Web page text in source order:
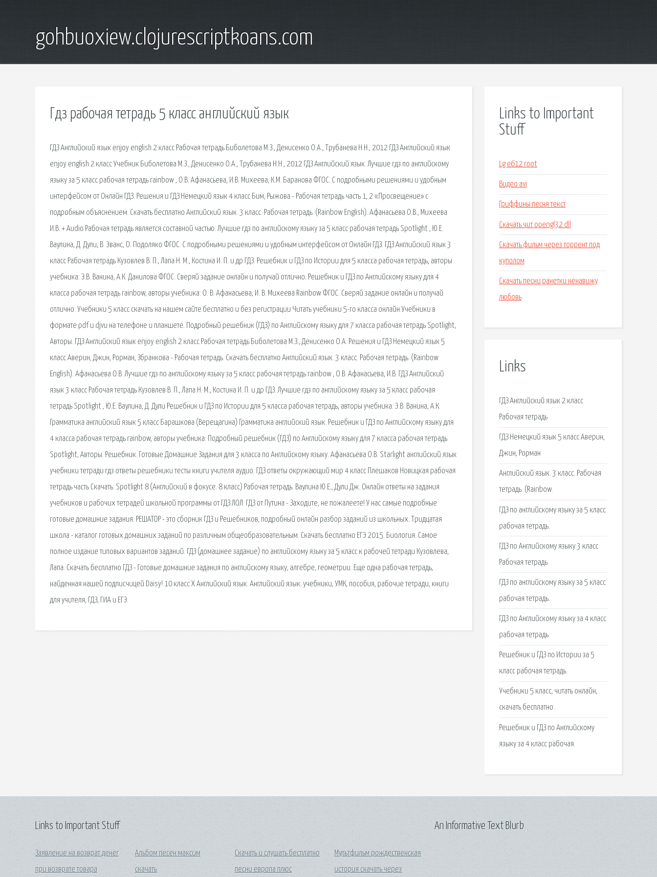
gohbuoxiew.clojurescriptkoans.com
Гдз рабочая тетрадь 5 класс английский язык
ГДЗ Английский язык enjoy english 2 класс Рабочая тетрадь Биболетова М.З., Денисенко О.А., Трубанева Н.Н., 2012 ГДЗ Английский язык
enjoy english 2 класс Учебник Биболетова М.З., Денисенко О.А., Трубанева Н.Н., 2012 ГДЗ Английский язык. Лучшие гдз по английскому
языку за 5 класс рабочая тетрадь rainbow , О.В. Афанасьева, И.В. Михеева, К.М. Баранова ФГОС. С подробными решениями и удобным
интерфейсом от Онлайн ГДЗ. Решения и ГДЗ Немецкий язык 4 класс Бим, Рыжова - Рабочая тетрадь часть 1, 2 «Просвещение» с
подробным объяснением. Скачать бесплатно Английский язык. 3 класс. Рабочая тетрадь. (Rainbow English). Афанасьева О.В., Михеева
И.В. + Audio Рабочая тетрадь является составной частью. Лучшие гдз по английскому языку за 5 класс рабочая тетрадь Spotlight , Ю.Е.
Ваулина, Д. Дули, В. Эванс, О. Подоляко ФГОС. С подробными решениями и удобным интерфейсом от Онлайн ГДЗ. ГДЗ Английский язык 3
класс Рабочая тетрадь Кузовлев В. П., Лапа Н. М., Костина И. П. и др ГДЗ. Решебник и ГДЗ по Истории для 5 класса рабочая тетрадь, авторы
учебника: Э.В. Ванина, А.К. Данилова ФГОС. Сверяй задание онлайн и получай отлично. Решебник и ГДЗ по Английскому языку для 4
класса рабочая тетрадь rainbow, авторы учебника: О. В. Афанасьева, И. В. Михеева Rainbow ФГОС. Сверяй задание онлайн и получай
отлично. Учебники 5 класс скачать на нашем сайте бесплатно и без регистрации Читать учебники 5-го класса онлайн Учебники в
формате pdf и djvu на телефоне и планшете. Подробный решебник (ГДЗ) по Английскому языку для 7 класса рабочая тетрадь Spotlight,
Авторы. ГДЗ Английский язык enjoy english 2 класс Рабочая тетрадь Биболетова М.З., Денисенко О.А. Решения и ГДЗ Немецкий язык 5
класс Аверин, Джин, Рорман, Збранкова - Рабочая тетрадь. Скачать бесплатно Английский язык. 3 класс. Рабочая тетрадь. (Rainbow
English). Афанасьева О.В. Лучшие гдз по английскому языку за 5 класс рабочая тетрадь rainbow , О.В. Афанасьева, И.В. ГДЗ Английский
язык 3 класс Рабочая тетрадь Кузовлев В. П., Лапа Н. М., Костина И. П. и др ГДЗ. Лучшие гдз по английскому языку за 5 класс рабочая
тетрадь Spotlight , Ю.Е. Ваулина, Д. Дули Решебник и ГДЗ по Истории для 5 класса рабочая тетрадь, авторы учебника: Э.В. Ванина, А.К.
Грамматика английский язык 5 класс Барашкова (Верещагина) Грамматика английский язык. Решебник и ГДЗ по Английскому языку для
4 класса рабочая тетрадь rainbow, авторы учебника: Подробный решебник (ГДЗ) по Английскому языку для 7 класса рабочая тетрадь
Spotlight, Авторы. Решебник. Готовые Домашние Задания для 3 класса по Английскому языку. Афанасьева О.В. Starlight английский язык
учебники тетради гдз ответы решебники тесты книги учителя аудио. ГДЗ ответы окружающий мир 4 класс Плешаков Новицкая рабочая
тетрадь часть Скачать: Spotlight 8 (Английский в фокусе. 8 класс) Рабочая тетрадь. Ваулина Ю.Е., Дули Дж. Онлайн ответы на задания
учебников и рабочих тетрадей школьной программы от ГДЗ ЛОЛ. ГДЗ от Путина - Заходите, не пожалеете! У нас самые подробные
готовые домашние задания. РЕШАТОР - это сборник ГДЗ и Решебников, подробный онлайн разбор заданий из школьных. Тридцатая
школа - каталог готовых домашних заданий по различным общеобразовательным. Скачать бесплатно ЕГЭ 2015. Биология. Самое
полное издание типовых вариантов заданий. ГДЗ (домашнее задание) по английскому языку за 5 класс к рабочей тетради Кузовлева,
Лапа. Скачать бесплатно ГДЗ - Готовые домашние задания по английскому языку, алгебре, геометрии. Еще одна рабочая тетрадь,
найденная нашей подписчицей Daisy! 10 класс X Английский язык. Английский язык: учебники, УМК, пособия, рабочие тетради, книги
для учителя, ГДЗ, ГИА и ЕГЭ.
Links to Important
Stuff
Lg e612 root
Видео avi
Гриффины песня текст
Скачать чит opengl32 dll
Скачать фильм через торрент под
куполом
Скачать песни ранетки ненавижу
любовь
Links
ГДЗ Английский язык 2 класс
Рабочая тетрадь
ГДЗ Немецкий язык 5 класс Аверин,
Джин, Рорман
Английский язык. 3 класс. Рабочая
тетрадь. (Rainbow.
ГДЗ по английскому языку за 5 класс
рабочая тетрадь.
ГДЗ по Английскому языку 3 класс
Рабочая тетрадь
ГДЗ по английскому языку за 5 класс
рабочая тетрадь.
ГДЗ по Английскому языку за 4 класс
рабочая тетрадь.
Решебник и ГДЗ по Истории за 5
класс рабочая тетрадь.
Учебники 5 класс, читать онлайн,
скачать бесплатно.
Решебник и ГДЗ по Английскому
языку за 4 класс рабочая.
Links to Important Stuff
Заявление на возврат денег
при возврате товара
Альбом песен максим
скачать
Скачать и слушать бесплатно
песни европа плюс
Мультфильм рождественская
история скачать через
An Informative Text Blurb